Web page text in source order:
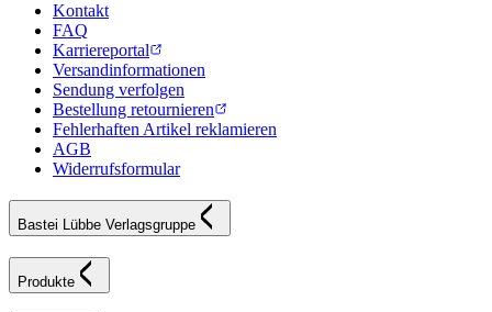
Kontakt
FAQ
Karriereportal
Versandinformationen
Sendung verfolgen
Bestellung retournieren
Fehlerhaften Artikel reklamieren
AGB
Widerrufsformular
Bastei Lübbe Verlagsgruppe
Produkte